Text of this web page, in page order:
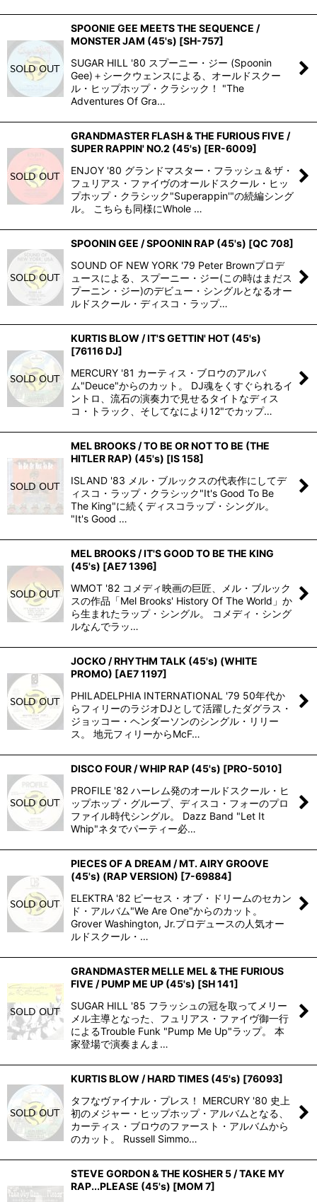
SPOONIE GEE MEETS THE SEQUENCE /
MONSTER JAM (45's) [SH-757]
SUGAR HILL '80 スプーニー・ジー (Spoonin
Gee)＋シークウェンスによる、オールドスクー
ル・ヒップホップ・クラシック！ "The
Adventures Of Gra…
GRANDMASTER FLASH & THE FURIOUS FIVE /
SUPER RAPPIN' NO.2 (45's) [ER-6009]
ENJOY '80 グランドマスター・フラッシュ＆ザ・
フュリアス・ファイヴのオールドスクール・ヒッ
プホップ・クラシック"Superappin'"の続編シング
ル。 こちらも同様にWhole …
SPOONIN GEE / SPOONIN RAP (45's) [QC 708]
SOUND OF NEW YORK '79 Peter Brownプロデ
ュースによる、スプーニー・ジー(この時はまだス
プーニン・ジー)のデビュー・シングルとなるオー
ルドスクール・ディスコ・ラップ…
KURTIS BLOW / IT'S GETTIN' HOT (45's)
[76116 DJ]
MERCURY '81 カーティス・ブロウのアルバ
ム"Deuce"からのカット。 DJ魂をくすぐられるイ
ントロ、流石の演奏力で見せるタイトなディス
コ・トラック、そしてなにより12"でカップ…
MEL BROOKS / TO BE OR NOT TO BE (THE
HITLER RAP) (45's) [IS 158]
ISLAND '83 メル・ブルックスの代表作にしてデ
ィスコ・ラップ・クラシック"It's Good To Be
The King"に続くディスコラップ・シングル。
"It's Good …
MEL BROOKS / IT'S GOOD TO BE THE KING
(45's) [AE7 1396]
WMOT '82 コメディ映画の巨匠、メル・ブルック
スの作品「Mel Brooks' History Of The World」か
ら生まれたラップ・シングル。 コメディ・シング
ルなんでラッ…
JOCKO / RHYTHM TALK (45's) (WHITE
PROMO) [AE7 1197]
PHILADELPHIA INTERNATIONAL '79 50年代か
らフィリーのラジオDJとして活躍したダグラス・
ジョッコー・ヘンダーソンのシングル・リリー
ス。 地元フィリーからMcF…
DISCO FOUR / WHIP RAP (45's) [PRO-5010]
PROFILE '82 ハーレム発のオールドスクール・ヒ
ップホップ・グループ、ディスコ・フォーのプロ
ファイル時代シングル。 Dazz Band "Let It
Whip"ネタでパーティー必…
PIECES OF A DREAM / MT. AIRY GROOVE
(45's) (RAP VERSION) [7-69884]
ELEKTRA '82 ピーセス・オブ・ドリームのセカン
ド・アルバム"We Are One"からのカット。
Grover Washington, Jr.プロデュースの人気オー
ルドスクール・…
GRANDMASTER MELLE MEL & THE FURIOUS
FIVE / PUMP ME UP (45's) [SH 141]
SUGAR HILL '85 フラッシュの冠を取ってメリー
メル主導となった、フュリアス・ファイヴ御一行
によるTrouble Funk "Pump Me Up"ラップ。 本
家登場で演奏まんま…
KURTIS BLOW / HARD TIMES (45's) [76093]
タフなヴァイナル・プレス！ MERCURY '80 史上
初のメジャー・ヒップホップ・アルバムとなる、
カーティス・ブロウのファースト・アルバムから
のカット。 Russell Simmo…
STEVE GORDON & THE KOSHER 5 / TAKE MY
RAP...PLEASE (45's) [MOM 7]